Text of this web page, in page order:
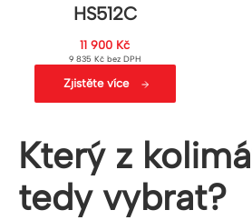
HS512C
11 900 Kč
9 835Kč bez DPH
Zjistěte více
Který z
tedy vybrat?